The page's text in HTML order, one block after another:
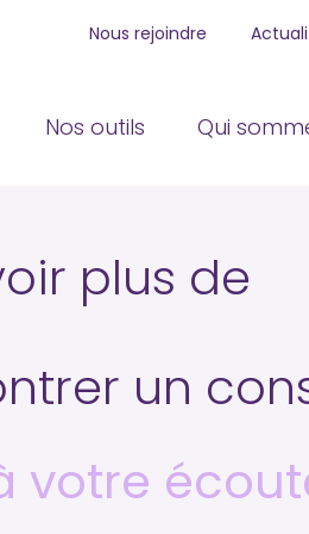
Nous rejoindre
Nos outils Qui
plus de
un
votre